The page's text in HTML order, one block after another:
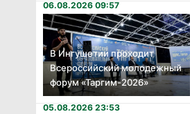
06.08.2026 09:57
В Ингушетии проходит
Всероссийский молодежный
форум «Таргим-2026»
05.08.2026 23:53